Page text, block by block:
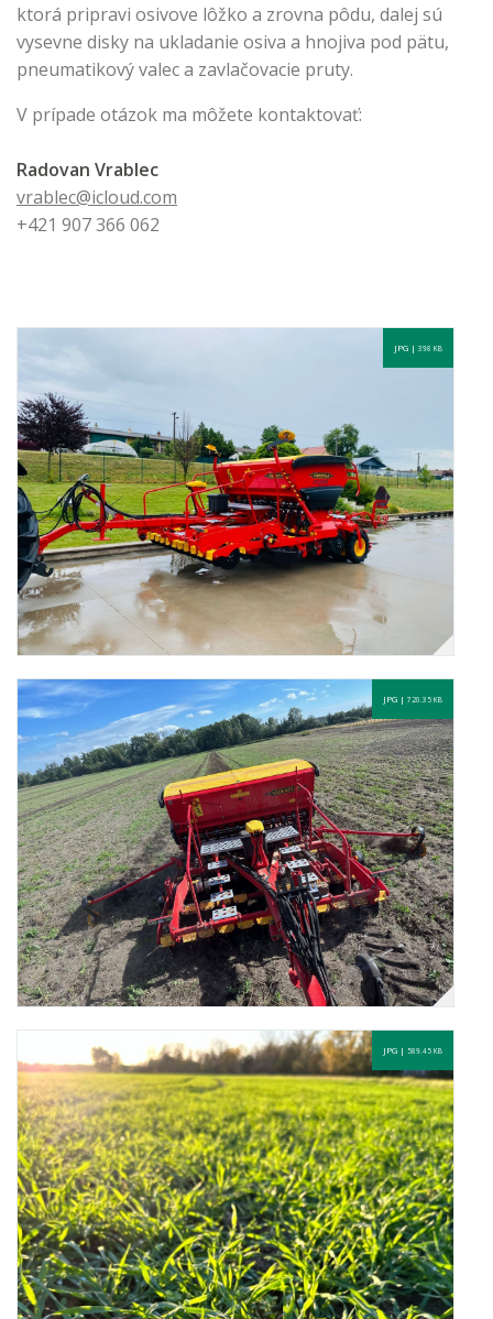
ktorá pripravi osivove lôžko a zrovna pôdu, dalej sú
vysevne disky na ukladanie osiva a hnojiva pod pätu,
pneumatikový valec a zavlačovacie pruty.
V prípade otázok ma môžete kontaktovať:
Radovan Vrablec
vrablec@icloud.com
+421 907 366 062
JPG | 398 KB
JPG | 720.35 KB
JPG | 589.45 KB